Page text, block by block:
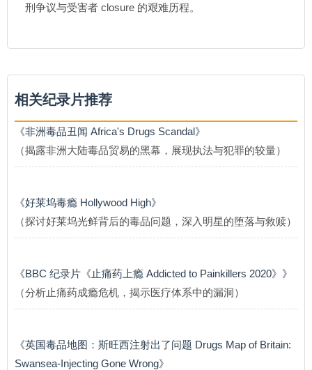
刑争议与受害者 closure 的艰难历程。
相关纪录片推荐
《非洲毒品丑闻 Africa's Drugs Scandal》
（揭露非洲大陆毒品贸易的黑幕，展现执法与犯罪的较量）
《好莱坞毒瘾 Hollywood High》
（探讨好莱坞光鲜背后的毒品问题，深入明星的堕落与救赎）
《BBC 纪录片《止痛药上瘾 Addicted to Painkillers 2020》》
（分析止痛药成瘾危机，揭示医疗体系中的漏洞）
《英国毒品地图：斯旺西注射出了问题 Drugs Map of Britain:
Swansea-Injecting Gone Wrong》